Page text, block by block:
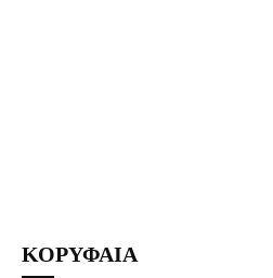
ΚΟΡΥΦΑΙΑ